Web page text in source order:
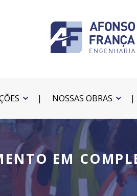
NOSSAS OBRAS
EM